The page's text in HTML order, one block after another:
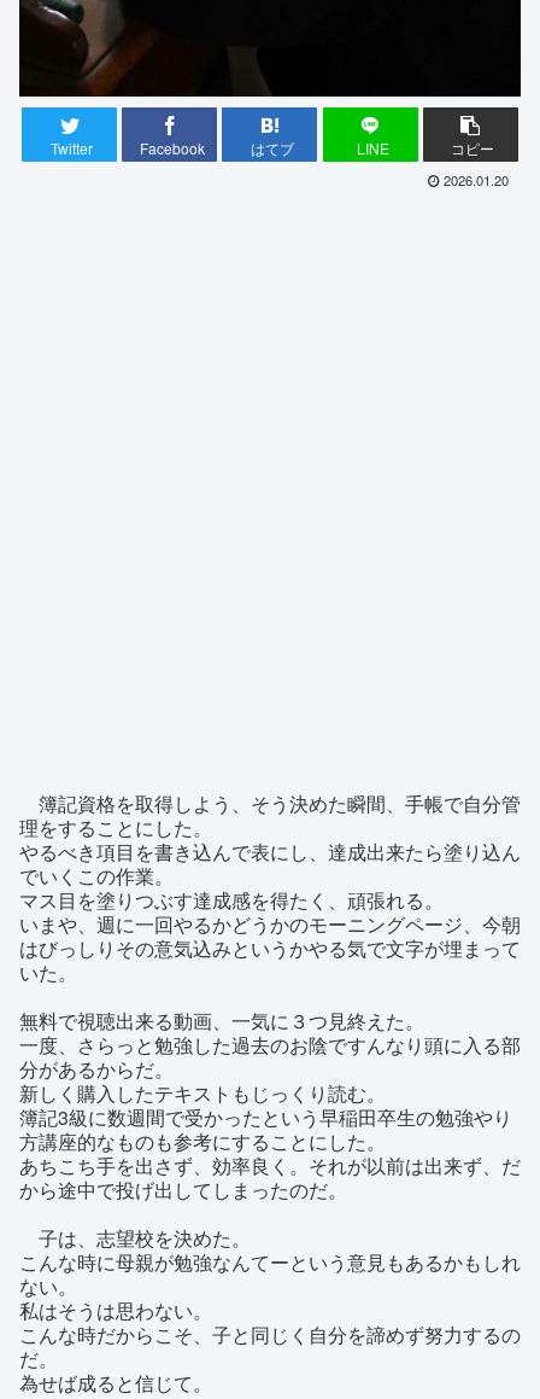
Twitter Facebook はてブ LINE コピー
2026.01.20
簿記資格を取得しよう、そう決めた瞬間、手帳で自分管
理をすることにした。
やるべき項目を書き込んで表にし、達成出来たら塗り込ん
でいくこの作業。
マス目を塗りつぶす達成感を得たく、頑張れる。
いまや、週に一回やるかどうかのモーニングページ、今朝
はびっしりその意気込みというかやる気で文字が埋まって
いた。
無料で視聴出来る動画、一気に３つ見終えた。
一度、さらっと勉強した過去のお陰ですんなり頭に入る部
分があるからだ。
新しく購入したテキストもじっくり読む。
簿記3級に数週間で受かったという早稲田卒生の勉強やり
方講座的なものも参考にすることにした。
あちこち手を出さず、効率良く。それが以前は出来ず、だ
から途中で投げ出してしまったのだ。
子は、志望校を決めた。
こんな時に母親が勉強なんてーという意見もあるかもしれ
ない。
私はそうは思わない。
こんな時だからこそ、子と同じく自分を諦めず努力するの
だ。
為せば成ると信じて。